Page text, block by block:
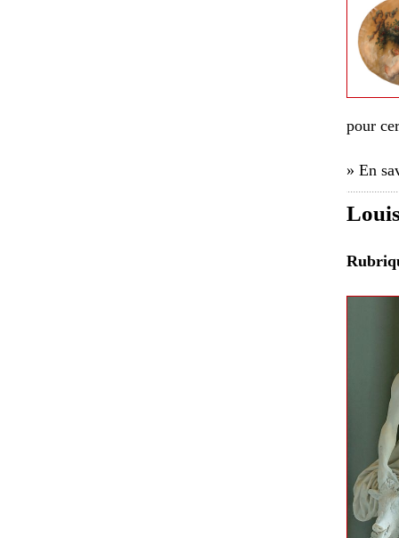
pour
» En